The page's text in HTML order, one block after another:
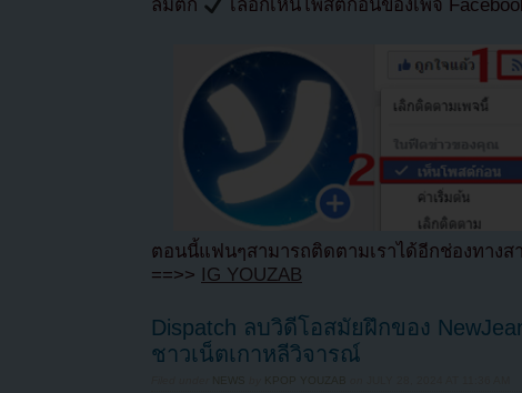
ลืมติ๊ก
เลือกเห็นโพสต์ก่อนของเพจ
ตอนนี้แฟนๆสามารถติดตามเราได้อีกช่องทา
==>>
IG YOUZAB
Dispatch ลบวิดีโอสมัยฝึกของ
ชาวเน็ตเกาหลีวิจารณ์
NEWS KPOP YOUZAB